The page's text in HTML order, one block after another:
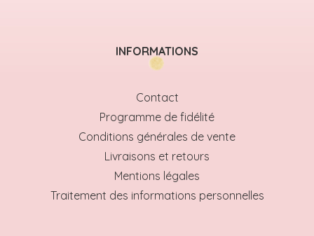
INFORMATIONS
Contact
Programme de fidélité
Conditions générales de vente
Livraisons et retours
Mentions légales
Traitement des informations personnelles